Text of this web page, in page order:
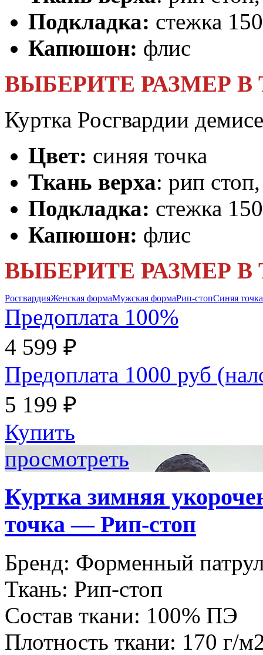
Подкладка: стежка
Капюшон: флис
ВЫБЕРИТЕ РАЗМЕР В
Куртка Росгвардии
Цвет: синяя точка
Ткань верха: рип
Подкладка: стежка
Капюшон: флис
ВЫБЕРИТЕ РАЗМЕР В
РосгвардияЖенская формаМужская формаРип-стопСиняя точка
Предоплата 100%
4 599 ₽
Предоплата 1000 руб
5 199 ₽
Купить
просмотреть
Куртка зимняя
точка — Рип-стоп
Бренд: Форменный
Ткань: Рип-стоп
Состав ткани: 100% ПЭ
Плотность ткани: 170 г/